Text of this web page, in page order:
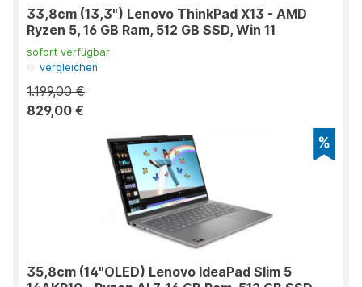
33,8cm (13,3") Lenovo ThinkPad X13 - AMD
Ryzen 5, 16 GB Ram, 512 GB SSD, Win 11
sofort verfügbar
vergleichen
1.199,00 €
829,00 €
35,8cm (14"OLED) Lenovo IdeaPad Slim 5